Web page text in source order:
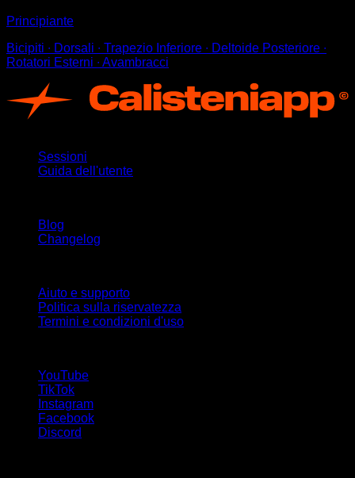
Principiante
Bicipiti ∙ Dorsali ∙ Trapezio Inferiore ∙ Deltoide Posteriore ∙
Rotatori Esterni ∙ Avambracci
Sessioni
Guida dell'utente
Blog
Changelog
Aiuto e supporto
Politica sulla riservatezza
Termini e condizioni d'uso
YouTube
TikTok
Instagram
Facebook
Discord